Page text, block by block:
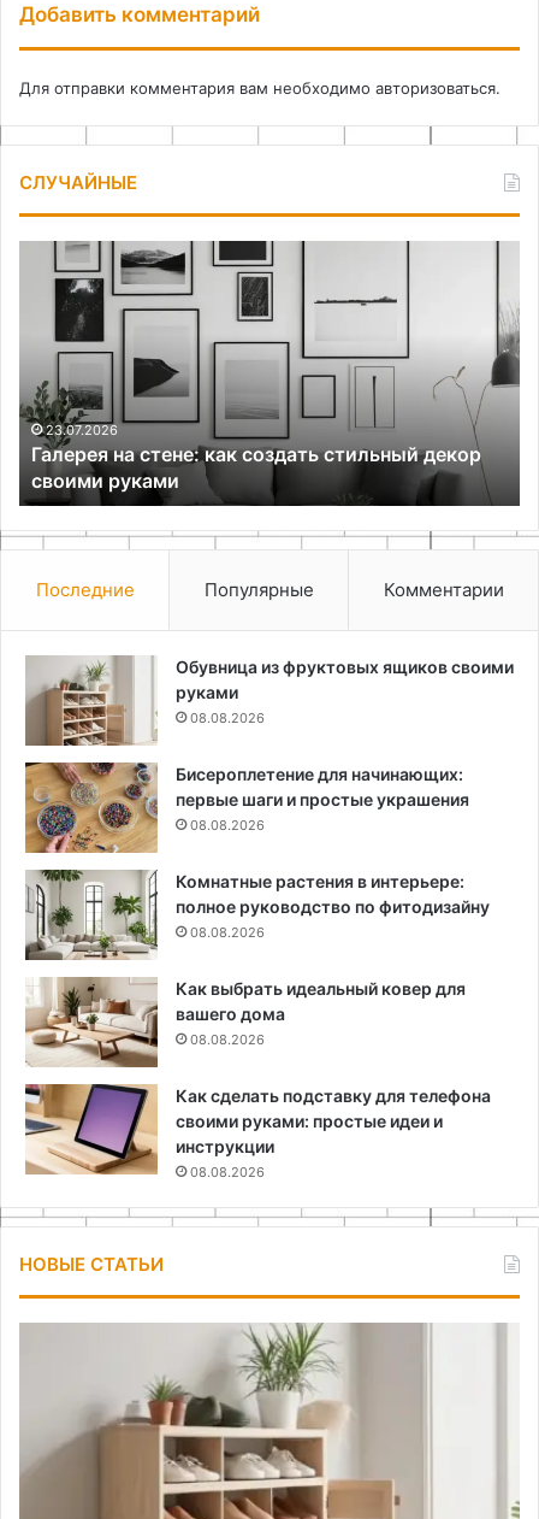
Добавить комментарий
Для отправки комментария вам необходимо авторизоваться.
СЛУЧАЙНЫЕ
Галерея
стене:
создать
стильный
декор
своими
руками
23.07.2026
Галерея на стене: как создать стильный декор
своими руками
Последние Популярные Комментарии
Обувница из фруктовых ящиков своими
руками
08.08.2026
Бисероплетение для начинающих:
первые шаги и простые украшения
08.08.2026
Комнатные растения в интерьере:
полное руководство по фитодизайну
08.08.2026
Как выбрать идеальный ковер для
вашего дома
08.08.2026
Как сделать подставку для телефона
своими руками: простые идеи и
инструкции
08.08.2026
НОВЫЕ СТАТЬИ